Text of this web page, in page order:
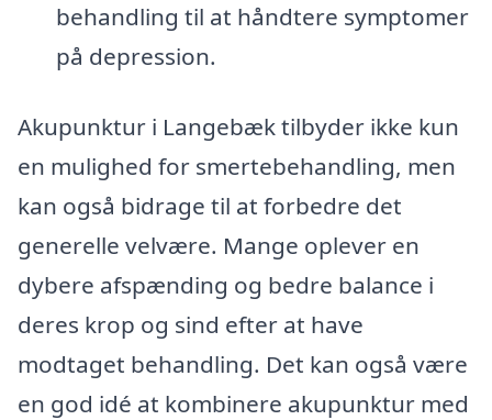
behandling til at håndtere symptomer
på depression.
Akupunktur i Langebæk tilbyder ikke kun
en mulighed for smertebehandling, men
kan også bidrage til at forbedre det
generelle velvære. Mange oplever en
dybere afspænding og bedre balance i
deres krop og sind efter at have
modtaget behandling. Det kan også være
en god idé at kombinere akupunktur med